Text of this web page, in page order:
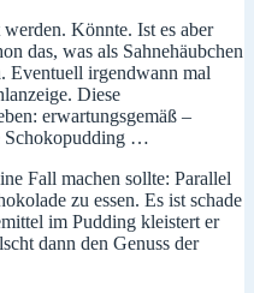
Könnte. Ist es aber
das, was als Sahnehäubchen
Eventuell irgendwann mal
Diese
erwartungsgemäß –
Schokopudding …
Fall machen sollte: Parallel
zu essen. Es ist schade
im Pudding kleistert er
dann den Genuss der